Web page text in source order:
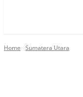
Home Sumatera Utara